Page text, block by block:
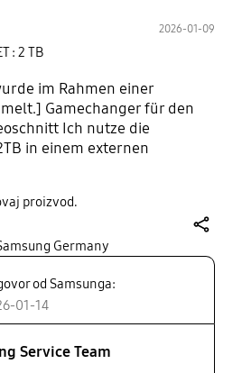
2026-01-09
: 2 TB
im Rahmen einer
Gamechanger für den
Ich nutze die
in einem externen
Workflow grundlegend
Der Einbau ins TB4-
formatieren – fertig. Keine
Geschwindigkeit und
eigentliche Wow-Faktor:
ich jetzt direkt von der
es der interne Speicher. 4K-
rendern, große
proizvod.
Germany
od Samsunga:
01-14
Service Team